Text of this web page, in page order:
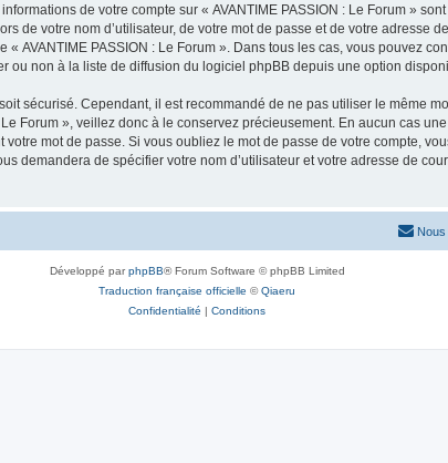
de votre compte sur « AVANTIME PASSION : Le Forum »
de votre nom d’utilisateur, de votre mot de passe et de votre adresse
AVANTIME PASSION : Le Forum ». Dans tous les cas, vous pouvez
non à la liste de diffusion du logiciel phpBB depuis une option
sécurisé. Cependant, il est recommandé de ne pas utiliser le même
Forum », veillez donc à le conservez précieusement. En aucun cas
mot de passe. Si vous oubliez le mot de passe de votre compte,
demandera de spécifier votre nom d’utilisateur et votre adresse de
Développé parphpBB® Forum Software © phpBB Limited
Traduction française officielle ©Qiaeru
Confidentialité | Conditions